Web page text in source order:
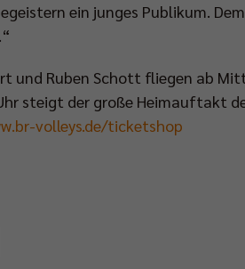
ein junges Publikum.
und Ruben Schott fliegen ab
steigt der große Heimauftakt
volleys.de/ticketshop